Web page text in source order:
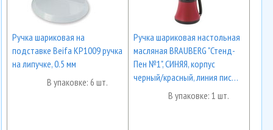
Ручка шариковая на
подставке Beifa KP1009 ручка
на липучке, 0.5 мм
В упаковке: 6 шт.
Ручка шариковая настольная
масляная BRAUBERG "Стенд-
Пен №1", СИНЯЯ, корпус
черный/красный, линия пис…
В упаковке: 1 шт.